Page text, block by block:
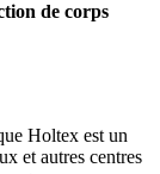
de corps
Holtex est un
et autres centres